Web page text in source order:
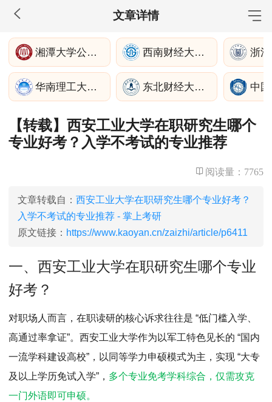
文章详情
MBA工商管理
院校库 考试报名 招生政策 学制学费
报名流程
考试真题
报考经验 招生简章
MEM工程管理
院校库 考试报名 招生政策 学制学费
报名流程
MPA公共管理
院校库 考试报名 招生政策 学制学费
MPAcc会计专硕
院校库
考试真题
报考经验 招生简章
MTA旅游管理
院校库 考试报名 招生政策 学制学费
报名流程
考试真题
报考经验
湘潭大学公共管理学院 西南财经大学公共管理学院
华南理工大学公共管理学院 东北财经大学公共管理学院
【转载】西安工业大学在职研究生哪个
专业好考？入学不考试的专业推荐
阅读量： 7765
文章转载自： 西安工业大学在职研究生哪个专业好考？
入学不考试的专业推荐 - 掌上考研
原文链接： https://www.kaoyan.cn/zaizhi/article/p6411
一、西安工业大学在职研究生哪个专业
好考？
对职场人而言，在职读研的核心诉求往往是 “低门槛入学、
高通过率拿证”。西安工业大学作为以军工特色见长的 “国内
一流学科建设高校”，以同等学力申硕模式为主，实现 “大专
及以上学历免试入学”， 多个专业免考学科综合，仅需攻克
一门外语即可申硕。